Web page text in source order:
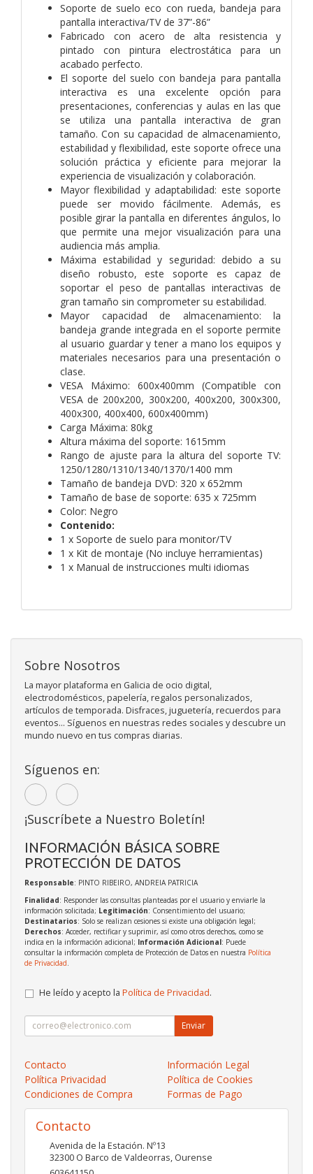
Soporte de suelo eco con rueda, bandeja para
pantalla interactiva/TV de 37”-86”
Fabricado con acero de alta resistencia y
pintado con pintura electrostática para un
acabado perfecto.
El soporte del suelo con bandeja para pantalla
interactiva es una excelente opción para
presentaciones, conferencias y aulas en las que
se utiliza una pantalla interactiva de gran
tamaño. Con su capacidad de almacenamiento,
estabilidad y flexibilidad, este soporte ofrece una
solución práctica y eficiente para mejorar la
experiencia de visualización y colaboración.
Mayor flexibilidad y adaptabilidad: este soporte
puede ser movido fácilmente. Además, es
posible girar la pantalla en diferentes ángulos, lo
que permite una mejor visualización para una
audiencia más amplia.
Máxima estabilidad y seguridad: debido a su
diseño robusto, este soporte es capaz de
soportar el peso de pantallas interactivas de
gran tamaño sin comprometer su estabilidad.
Mayor capacidad de almacenamiento: la
bandeja grande integrada en el soporte permite
al usuario guardar y tener a mano los equipos y
materiales necesarios para una presentación o
clase.
VESA Máximo: 600x400mm (Compatible con
VESA de 200x200, 300x200, 400x200, 300x300,
400x300, 400x400, 600x400mm)
Carga Máxima: 80kg
Altura máxima del soporte: 1615mm
Rango de ajuste para la altura del soporte TV:
1250/1280/1310/1340/1370/1400 mm
Tamaño de bandeja DVD: 320 x 652mm
Tamaño de base de soporte: 635 x 725mm
Color: Negro
Contenido:
1 x Soporte de suelo para monitor/TV
1 x Kit de montaje (No incluye herramientas)
1 x Manual de instrucciones multi idiomas
Sobre Nosotros
La mayor plataforma en Galicia de ocio digital,
electrodomésticos, papelería, regalos personalizados,
artículos de temporada. Disfraces, juguetería, recuerdos para
eventos... Síguenos en nuestras redes sociales y descubre un
mundo nuevo en tus compras diarias.
Síguenos en:
¡Suscríbete a Nuestro Boletín!
INFORMACIÓN BÁSICA SOBRE
PROTECCIÓN DE DATOS
Responsable: PINTO RIBEIRO, ANDREIA PATRICIA
Finalidad: Responder las consultas planteadas por el usuario y enviarle la
información solicitada; Legitimación: Consentimiento del usuario;
Destinatarios: Solo se realizan cesiones si existe una obligación legal;
Derechos: Acceder, rectificar y suprimir, así como otros derechos, como se
indica en la información adicional; Información Adicional: Puede
consultar la información completa de Protección de Datos en nuestra Política
de Privacidad
He leído y acepto la Política de Privacidad.
Enviar
Contacto
Información Legal
Política Privacidad
Política de Cookies
Condiciones de Compra
Formas de Pago
Contacto
Avenida de la Estación. Nº13
32300 O Barco de Valdeorras, Ourense